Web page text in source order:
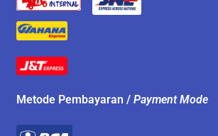
Metode Pembayaran / Payment Mode